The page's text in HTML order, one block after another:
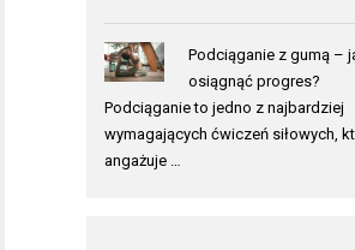
Podciąganie z gumą –
osiągnąć progres?
Podciąganie to jedno z najbardziej
wymagających ćwiczeń siłowych,
angażuje …